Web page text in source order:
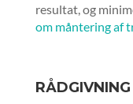
resultat, og
om måntering af
RÅDGIVNING